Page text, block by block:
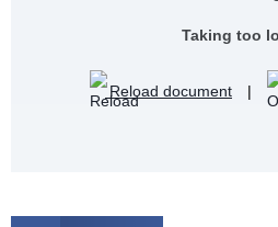
Taking too
Reload document |